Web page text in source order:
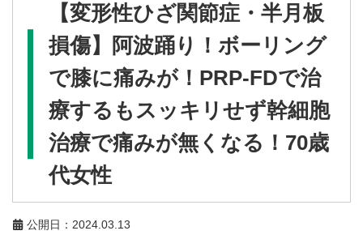
【変形性ひざ関節症・半月板
損傷】阿波踊り！ボーリング
で膝に痛みが！PRP-FDで治
療するもスッキリせず幹細胞
治療で痛みが無くなる！70歳
代女性
公開日：2024.03.13